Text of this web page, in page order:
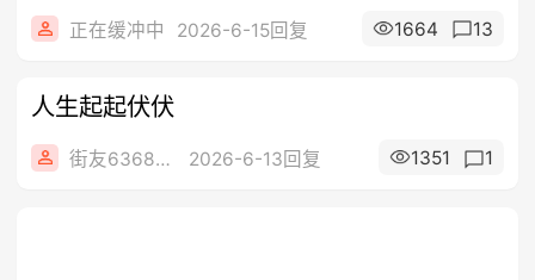
正在缓冲中 2026-6-15回复 1664 13
人生起起伏伏
街友63685728 2026-6-13回复 1351 1